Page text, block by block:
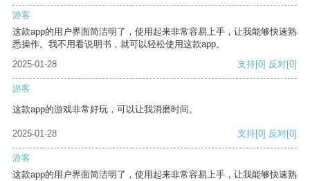
游客
这款app的用户界面简洁明了，使用起来非常容易上手，让我能够快速熟
悉操作。我不用看说明书，就可以轻松使用这款app。
2025-01-28
支持[0] 反对[0]
游客
这款app的游戏非常好玩，可以让我消磨时间。
2025-01-28 支持[0] 反对[0]
游客
这款app的用户界面简洁明了，使用起来非常容易上手，让我能够快速熟